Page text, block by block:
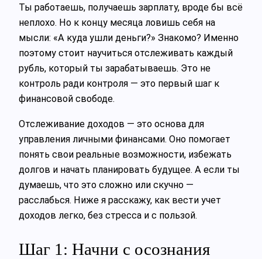
Ты работаешь, получаешь зарплату, вроде бы всё
неплохо. Но к концу месяца ловишь себя на
мысли: «А куда ушли деньги?» Знакомо? Именно
поэтому стоит научиться отслеживать каждый
рубль, который ты зарабатываешь. Это не
контроль ради контроля — это первый шаг к
финансовой свободе.
Отслеживание доходов — это основа для
управления личными финансами. Оно помогает
понять свои реальные возможности, избежать
долгов и начать планировать будущее. А если ты
думаешь, что это сложно или скучно —
расслабься. Ниже я расскажу, как вести учет
доходов легко, без стресса и с пользой.
Шаг 1: Начни с осознания